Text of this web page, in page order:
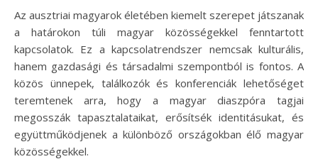
Az ausztriai magyarok életében kiemelt szerepet játszanak
a határokon túli magyar közösségekkel fenntartott
kapcsolatok. Ez a kapcsolatrendszer nemcsak kulturális,
hanem gazdasági és társadalmi szempontból is fontos. A
közös ünnepek, találkozók és konferenciák lehetőséget
teremtenek arra, hogy a magyar diaszpóra tagjai
megosszák tapasztalataikat, erősítsék identitásukat, és
együttműködjenek a különböző országokban élő magyar
közösségekkel.